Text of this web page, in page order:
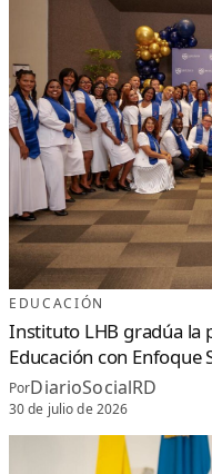
EDUCACIÓN
Instituto LHB gradúa la
Educación con Enfoque
PorDiarioSocialRD
30 de julio de 2026